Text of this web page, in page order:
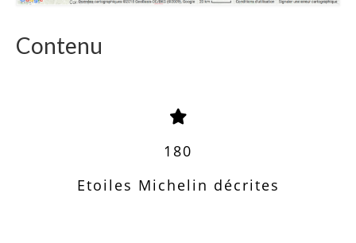
Contenu
180
Etoiles Michelin décrites